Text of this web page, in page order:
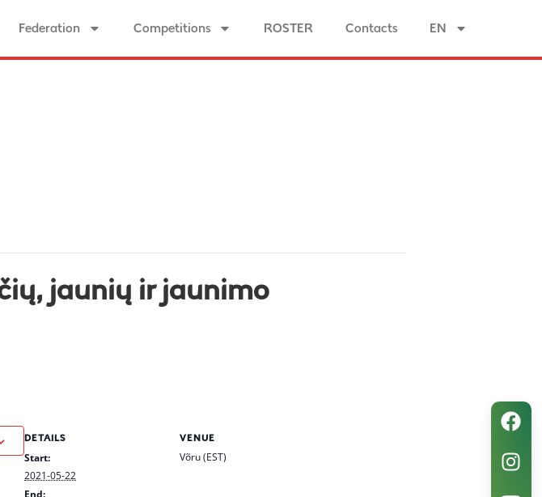
Federation Competitions ROSTER Contacts EN
jaunių ir jaunimo
DETAILS
Start:
2021-05-22
End:
VENUE
Võru (EST)